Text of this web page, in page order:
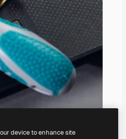
device to enhance site